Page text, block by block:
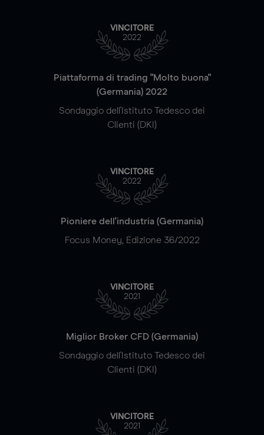
VINCITORE
2022
Piattaforma di trading "Molto buona"
(Germania) 2022
Sondaggio dell'Istituto Tedesco dei
Clienti (DKI)
VINCITORE
2022
Pioniere dell'industria (Germania)
Focus Money, Edizione 36/2022
VINCITORE
2021
Miglior Broker CFD (Germania)
Sondaggio dell'Istituto Tedesco dei
Clienti (DKI)
VINCITORE
2021